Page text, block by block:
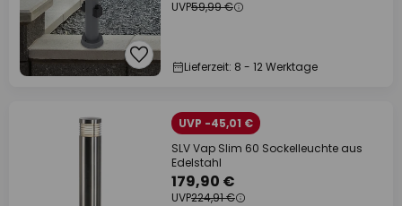
UVP59,99 €
Lieferzeit: 8 - 12 Werktage
UVP -45,01 €
SLV Vap Slim 60 Sockelleuchte aus
Edelstahl
179,90 €
UVP224,91 €